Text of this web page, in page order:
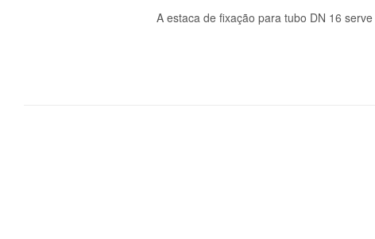
A estaca de fixação para tubo DN 16